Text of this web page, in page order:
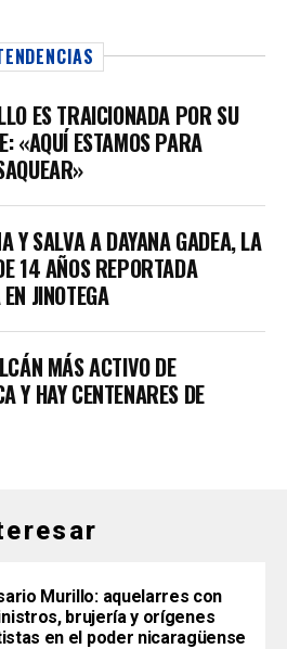
ES TRAICIONADA POR SU
«AQUÍ ESTAMOS PARA
Y SALVA A DAYANA GADEA, LA
14 AÑOS REPORTADA
JINOTEGA
MÁS ACTIVO DE
Y HAY CENTENARES DE
Murillo: aquelarres con
brujería y orígenes
en el poder nicaragüense